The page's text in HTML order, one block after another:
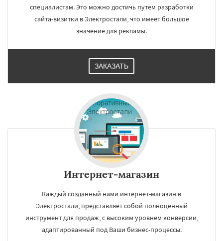
специалистам. Это можно достичь путем разработки
сайта-визитки в Электростали, что имеет большое
значение для рекламы.
ЗАКАЗАТЬ
Интернет-магазин
Каждый созданный нами интернет-магазин в
Электростали, представляет собой полноценный
инструмент для продаж, с высоким уровнем конверсии,
адаптированный под Ваши бизнес-процессы.